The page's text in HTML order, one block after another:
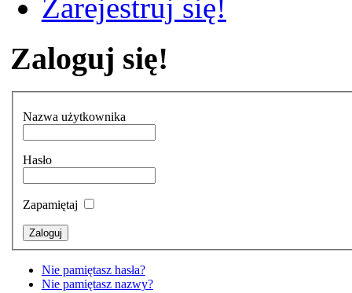
Zarejestruj się!
Zaloguj się!
Nazwa użytkownika
Hasło
Zapamiętaj
Nie pamiętasz hasła?
Nie pamiętasz nazwy?